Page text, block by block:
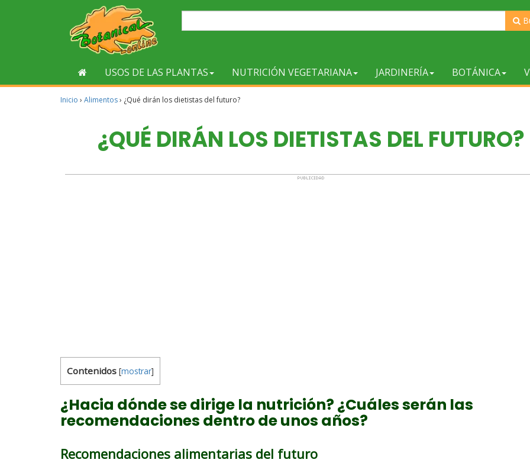
USOS DE LAS PLANTAS NUTRICIÓN VEGETARIANA JARDINERÍA BOTÁNICA
Inicio › Alimentos› ¿Qué dirán los dietistas del futuro?
¿QUÉ DIRÁN LOS DIETISTAS DEL FUTURO?
Contenidos [mostrar]
¿Hacia dónde se dirige la nutrición? ¿Cuáles serán las
recomendaciones dentro de unos años?
Recomendaciones alimentarias del futuro